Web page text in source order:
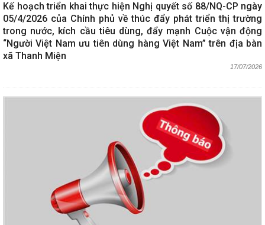
Kế hoạch triển khai thực hiện Nghị quyết số 88/NQ-CP ngày
05/4/2026 của Chính phủ về thúc đẩy phát triển thị trường
trong nước, kích cầu tiêu dùng, đẩy mạnh Cuộc vận động
“Người Việt Nam ưu tiên dùng hàng Việt Nam” trên địa bàn
xã Thanh Miện
17/07/2026